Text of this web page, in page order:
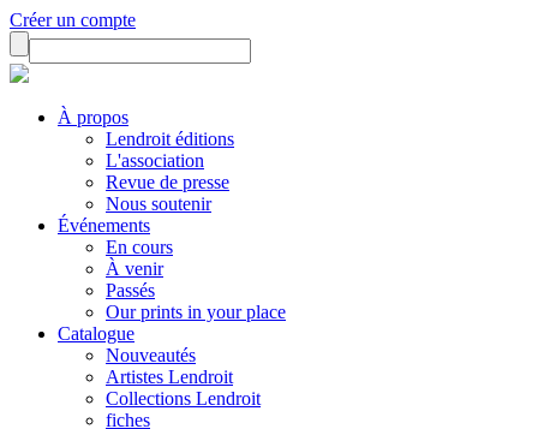
Créer un compte
À propos
Lendroit éditions
L'association
Revue de presse
Nous soutenir
Événements
En cours
À venir
Passés
Our prints in your place
Catalogue
Nouveautés
Artistes Lendroit
Collections Lendroit
fiches